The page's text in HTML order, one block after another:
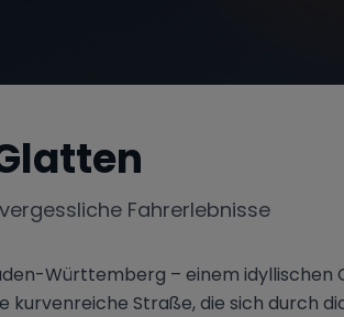
Fahrerlebnisse
Württemberg – einem idyllischen
Straße, die sich durch